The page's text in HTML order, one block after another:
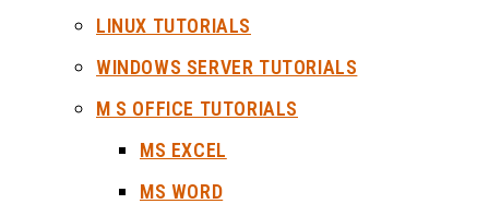
LINUX TUTORIALS
WINDOWS SERVER TUTORIALS
M S OFFICE TUTORIALS
MS EXCEL
MS WORD